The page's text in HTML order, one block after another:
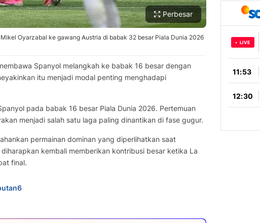
Perbesar
Oyarzabal ke gawang Austria di babak 32 besar Piala Dunia 2026
Spanyol melangkah ke babak 16 besar dengan
itu menjadi modal penting menghadapi
pada babak 16 besar Piala Dunia 2026. Pertemuan
menjadi salah satu laga paling dinantikan di fase gugur.
permainan dominan yang diperlihatkan saat
kembali memberikan kontribusi besar ketika La
final.